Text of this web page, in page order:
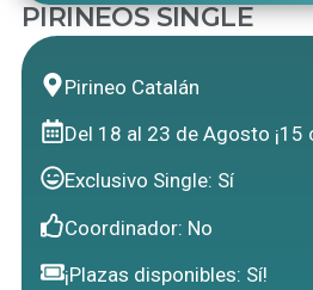
PIRINEOS SINGLE
Pirineo Catalán
Del 18 al 23 de Agosto
Exclusivo Single: Sí
Coordinador: No
¡Plazas disponibles: Sí!